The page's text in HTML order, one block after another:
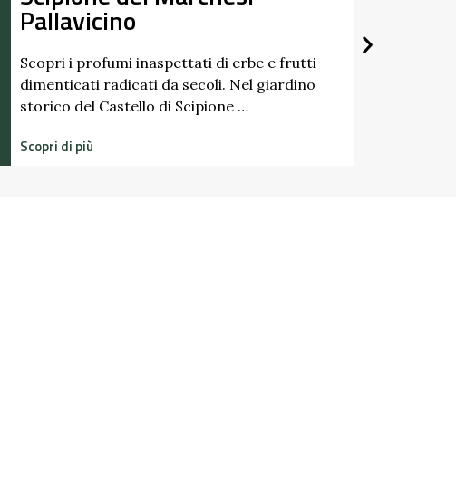
27/09/2026
paesaggi dell’Appennino: è questo lo
di “Tra Taro e Ceno”, un’iniziativa …
Scopri di più